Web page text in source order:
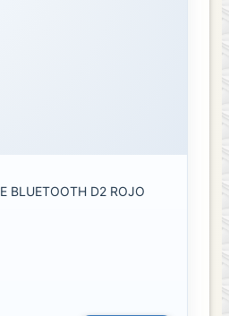
BLUETOOTH D2 ROJO